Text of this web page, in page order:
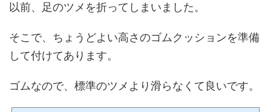
以前、足のツメを折ってしまいました。
そこで、ちょうどよい高さのゴムクッションを準備
して付けてあります。
ゴムなので、標準のツメより滑らなくて良いです。